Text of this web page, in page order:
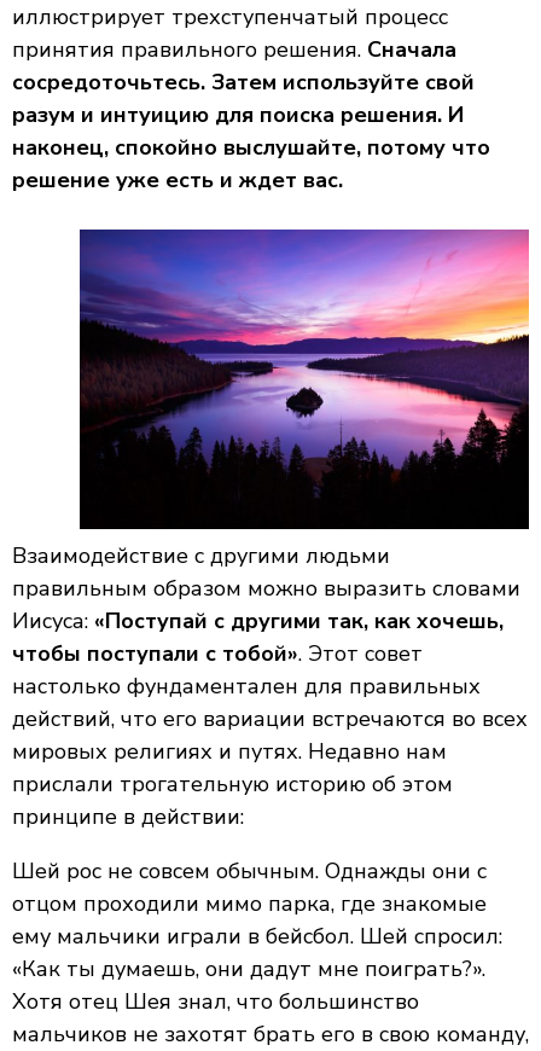
иллюстрирует трехступенчатый процесс
принятия правильного решения. Сначала
сосредоточьтесь. Затем используйте свой
разум и интуицию для поиска решения. И
наконец, спокойно выслушайте, потому что
решение уже есть и ждет вас.
Взаимодействие с другими людьми
правильным образом можно выразить словами
Иисуса: «Поступай с другими так, как хочешь,
чтобы поступали с тобой». Этот совет
настолько фундаментален для правильных
действий, что его вариации встречаются во всех
мировых религиях и путях. Недавно нам
прислали трогательную историю об этом
принципе в действии:
Шей рос не совсем обычным. Однажды они с
отцом проходили мимо парка, где знакомые
ему мальчики играли в бейсбол. Шей спросил:
«Как ты думаешь, они дадут мне поиграть?».
Хотя отец Шея знал, что большинство
мальчиков не захотят брать его в свою команду,